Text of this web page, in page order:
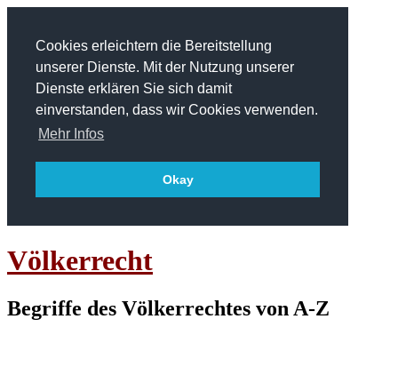
Cookies erleichtern die Bereitstellung
unserer Dienste. Mit der Nutzung unserer
Dienste erklären Sie sich damit
einverstanden, dass wir Cookies verwenden.
Mehr Infos
Okay
Völkerrecht
Begriffe des Völkerrechtes von A-Z